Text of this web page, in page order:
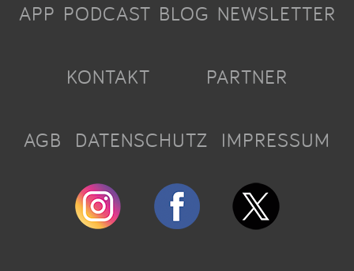
APP PODCAST BLOG NEWSLETTER
KONTAKT PARTNER
AGB DATENSCHUTZ IMPRESSUM